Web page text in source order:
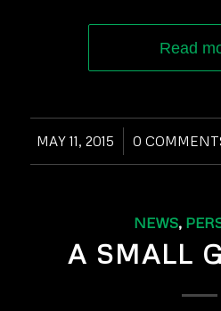
Read
MAY 11, 2015
/ 0 /
NEWS,
A SMALL